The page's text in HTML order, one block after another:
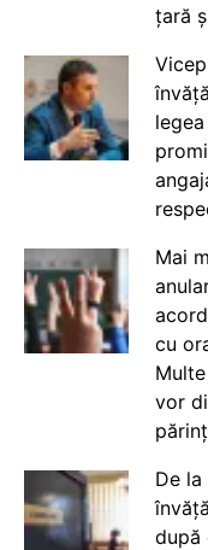
țară
Mai
cu
vor
De
după